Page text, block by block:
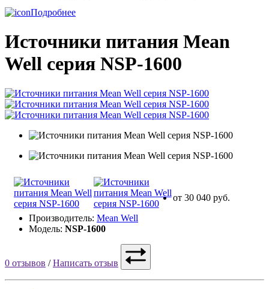
Подробнее
Источники питания Mean
Well серия NSP-1600
от 30 040 руб.
Производитель: Mean Well
Модель: NSP-1600
0 отзывов /Написать отзыв